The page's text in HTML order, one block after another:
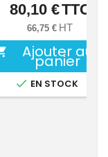
Prix
80,10 €TTC
66,75 € HT
Ajouter au
panier
 EN STOCK